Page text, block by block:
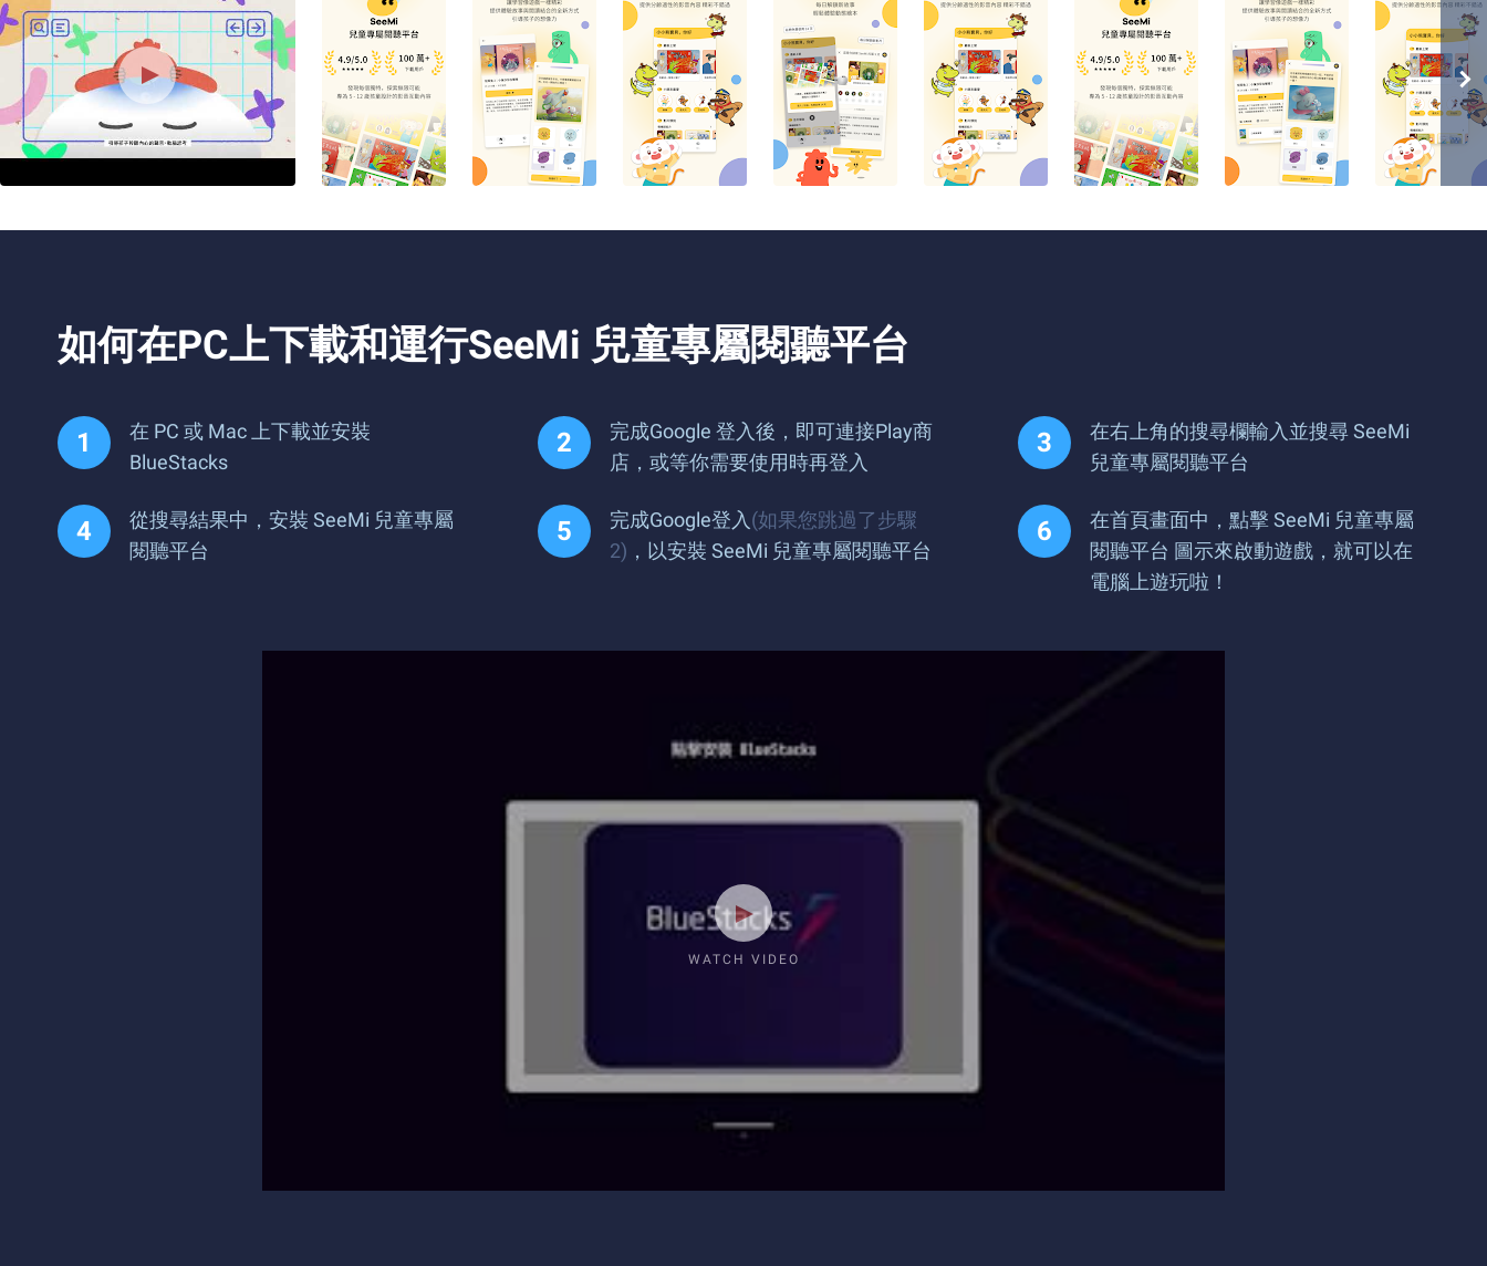
如何在PC上下載和運行SeeMi 兒童專屬閱聽平台
在 PC 或 Mac 上下載並安裝
BlueStacks
完成Google 登入後，即可連接Play商
店，或等你需要使用時再登入
在右上角的搜尋欄輸入並搜尋 SeeMi
兒童專屬閱聽平台
從搜尋結果中，安裝 SeeMi 兒童專屬
閱聽平台
完成Google登入 (如果您跳過了步驟
2) ，以安裝 SeeMi 兒童專屬閱聽平台
在首頁畫面中，點擊 SeeMi 兒童專屬
閱聽平台 圖示來啟動遊戲，就可以在
電腦上遊玩啦！
WATCH VIDEO